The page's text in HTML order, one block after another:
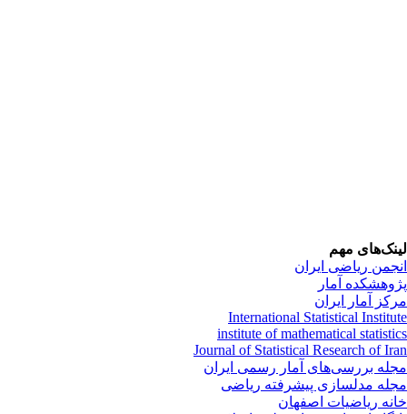
مهم
ریاضی ایران
آمار
آمار ایران
International Statistical
institute of mathematical
Journal of Statistical Research of
بررسی‌های آمار رسمی ایران
مدلسازی پیشرفته ریاضی
ریاضیات اصفهان